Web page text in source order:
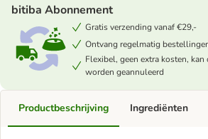
bitiba Abonnement
Gratis verzending vanaf €29,-
Ontvang regelmatig
Flexibel, geen extra kosten,
worden geannuleerd
Productbeschrijving Ingrediënten